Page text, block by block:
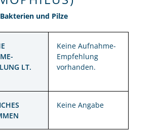
und Pilze
LT.
Keine Aufnahme-
Empfehlung
vorhanden.
Keine Angabe